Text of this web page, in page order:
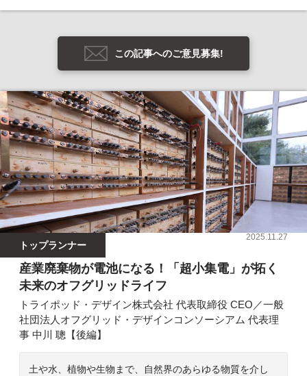
この記事へのご意見募集!
トップランナー
2025.11.27
産業廃棄物が電池になる！「超小集電」が拓く
未来のオフグリッドライフ
トライポッド・デザイン株式会社 代表取締役 CEO／一般
社団法人オフグリッド・デザインコンソーシアム 代表理
事 中川 聰【後編】
土や水、植物や生物まで、自然界のあらゆる物質を介し